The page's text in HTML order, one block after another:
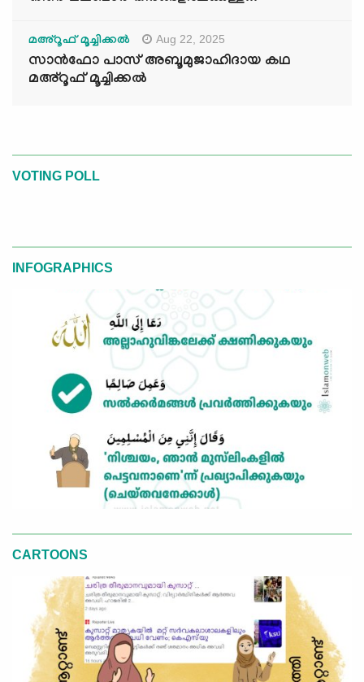
മഅ്റൂഫ് മൂച്ചിക്കല്‍ Aug 22, 2025
സാൻഫോ പാസ് അബൂമുജാഹിദായ കഥ
മഅ്റൂഫ് മൂച്ചിക്കല്‍
VOTING POLL
INFOGRAPHICS
CARTOONS